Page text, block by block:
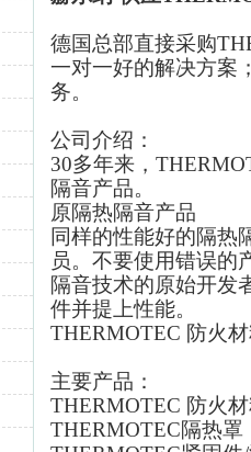
德国总部直接采购
一对一好的解决方案
务。
公司介绍：
30多年来，
隔音产品。
原隔热隔音产品
同样的性能好的隔热
员。不要使用错误的
隔音技术的原始开发
件并提上性能。
THERMOTEC 防火
主要产品：
THERMOTEC 防火
THERMOTEC隔热罩